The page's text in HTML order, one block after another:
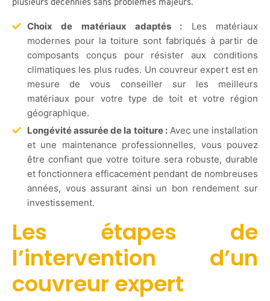
plusieurs décennies sans problèmes majeurs.
Choix de matériaux adaptés : Les matériaux
modernes pour la toiture sont fabriqués à partir de
composants conçus pour résister aux conditions
climatiques les plus rudes. Un couvreur expert est en
mesure de vous conseiller sur les meilleurs
matériaux pour votre type de toit et votre région
géographique.
Longévité assurée de la toiture :Avec une installation
et une maintenance professionnelles, vous pouvez
être confiant que votre toiture sera robuste, durable
et fonctionnera efficacement pendant de nombreuses
années, vous assurant ainsi un bon rendement sur
investissement.
Les étapes de
l’intervention d’un
couvreur expert